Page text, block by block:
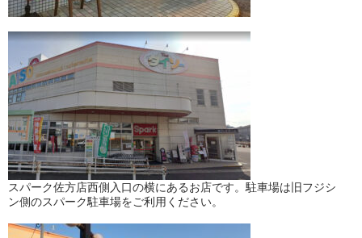
スパーク佐方店西側入口の横にあるお店です。駐車場は旧フジシ
ン側のスパーク駐車場をご利用ください。